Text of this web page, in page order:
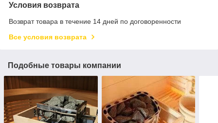
Условия возврата
Возврат товара в течение 14 дней по договоренности
Все условия возврата
Подобные товары компании